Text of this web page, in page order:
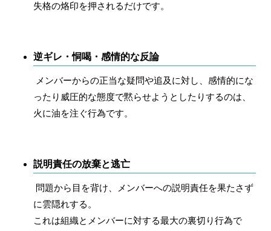
失格の烙印を押されるだけです。
逆ギレ・恫喝・感情的な反論
メンバーからの正当な疑問や追及に対し、感情的にな
ったり威圧的な態度で黙らせようとしたりするのは、
火に油を注ぐ行為です。
説明責任の放棄と逃亡
問題から目を背け、メンバーへの説明責任を果たさず
に雲隠れする。
これは組織とメンバーに対する最大の裏切り行為で